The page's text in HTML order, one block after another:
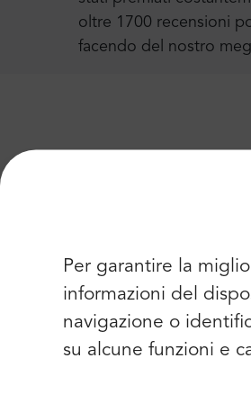
Per garantire la
informazioni del
navigazione o
su alcune funzioni e
oltre 1700 recensioni
facendo del nostro
Leggete le
Assistenza 24/7